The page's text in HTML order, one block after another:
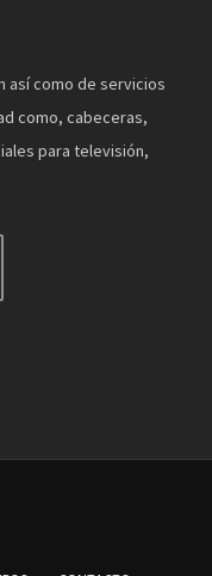
así como de servicios
como, cabeceras,
para televisión,